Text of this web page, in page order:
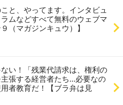
と、やってます。インタビュ
ムなどすべて無料のウェブマ
（マガジンキュウ）】
い！「残業代請求は、権利の
張する経営者たち...必要なの
者教育だ！【ブラ弁は見